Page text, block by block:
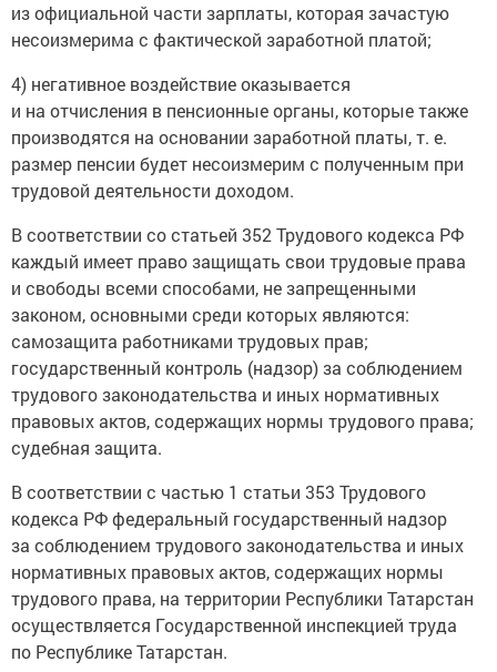
из официальной части зарплаты, которая зачастую
несоизмерима с фактической заработной платой;
4) негативное воздействие оказывается
и на отчисления в пенсионные органы, которые также
производятся на основании заработной платы, т. е.
размер пенсии будет несоизмерим с полученным при
трудовой деятельности доходом.
В соответствии со статьей 352 Трудового кодекса РФ
каждый имеет право защищать свои трудовые права
и свободы всеми способами, не запрещенными
законом, основными среди которых являются:
самозащита работниками трудовых прав;
государственный контроль (надзор) за соблюдением
трудового законодательства и иных нормативных
правовых актов, содержащих нормы трудового права;
судебная защита.
В соответствии с частью 1 статьи 353 Трудового
кодекса РФ федеральный государственный надзор
за соблюдением трудового законодательства и иных
нормативных правовых актов, содержащих нормы
трудового права, на территории Республики Татарстан
осуществляется Государственной инспекцией труда
по Республике Татарстан.